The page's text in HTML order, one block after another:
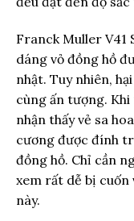
Franck Muller V41
dáng vỏ đồng hồ
nhật. Tuy nhiên,
cùng ấn tượng.
nhận thấy vẻ sa
cương được đính
đồng hồ. Chỉ cần
xem rất dễ bị
này.